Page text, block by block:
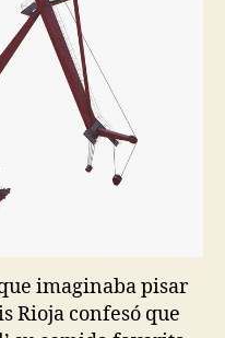
imaginaba pisar
Rioja confesó que